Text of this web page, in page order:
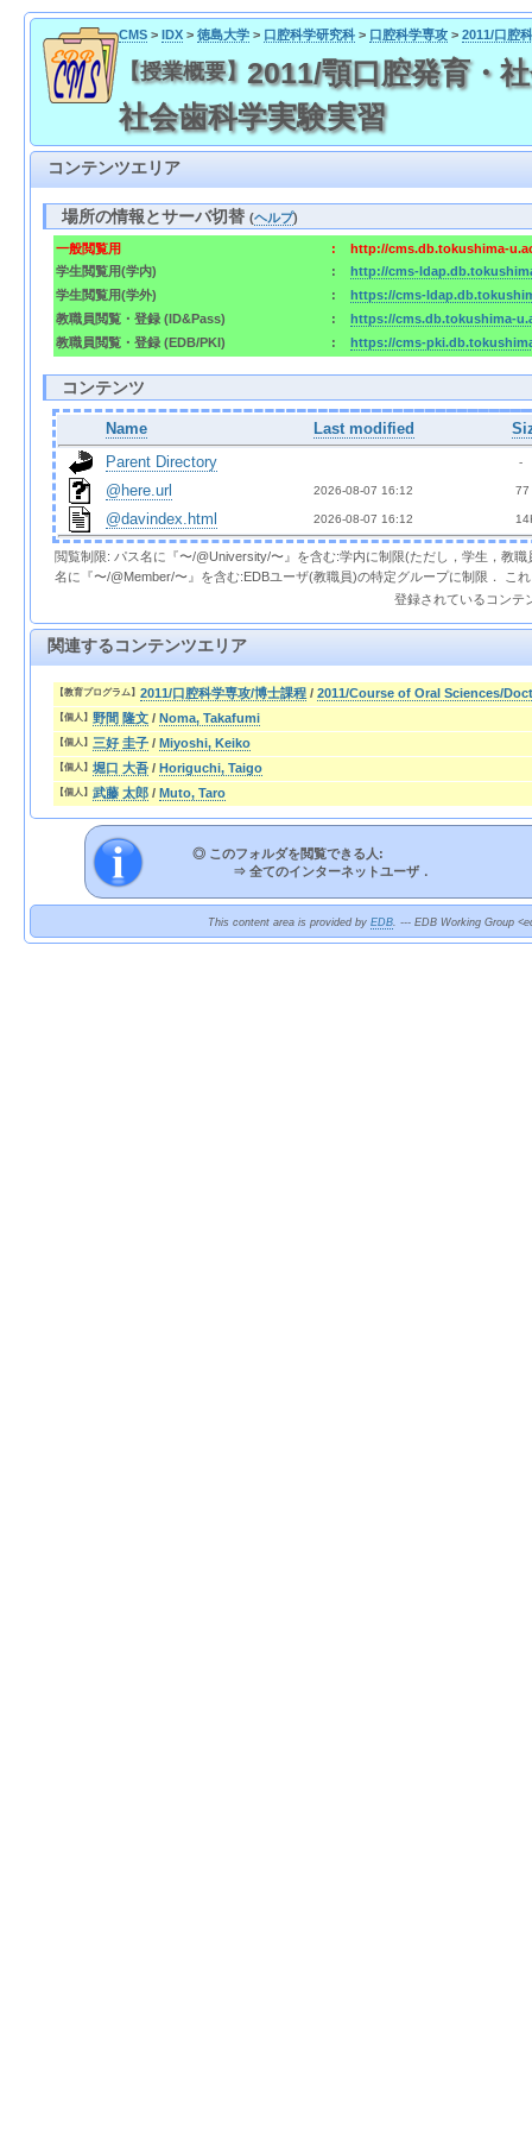
CMS> IDX> 徳島大学> 口腔科学研究科> 口腔科学専攻> 2011/口腔
【授業概要】 2011/顎口腔発育・
社会歯科学実験実習
コンテンツエリア
場所の情報とサーバ切替(ヘルプ)
一般閲覧用 :
http://cms.db.tokushima-
学生閲覧用(学内)
:
http://cms-
学生閲覧用(学外)
:
https://cms-
教職員閲覧・登録 (ID&Pass)
:
https://cms.db.tokushima-
教職員閲覧・登録 (EDB/PKI)
: https://cms-
コンテンツ
Name Last modified
Parent Directory
  -
@here.url 2026-08-07 16:12 77
@davindex.html 2026-08-07 16:12
閲覧制限: パス名に『〜/@University/〜』を含む:学内に制限(ただし，学生，教
名に『〜/@Member/〜』を含む:EDBユーザ(教職員)の特定グループに制限． こ
登録されているコンテ
関連するコンテンツエリア
【教育プログラム】 2011/口腔科学専攻/博士課程 / 2011/Course of Oral Sciences/
【個人】 野間 隆文 / Noma, Takafumi
【個人】 三好 圭子 / Miyoshi, Keiko
【個人】 堀口 大吾 / Horiguchi, Taigo
【個人】 武藤 太郎 / Muto, Taro
◎ このフォルダを閲覧できる人:
⇒ 全てのインターネットユーザ．
This content area is provided by EDB. --- EDB Working Group